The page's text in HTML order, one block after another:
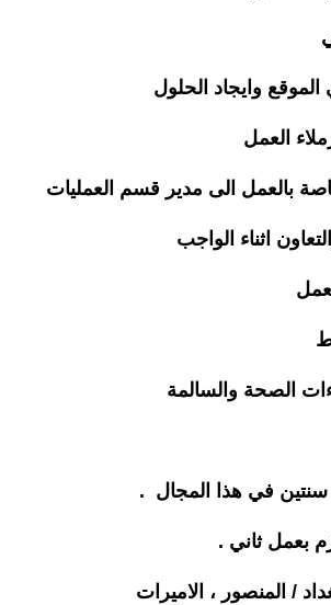
الموقع وايجاد الحلول
العمل
بالعمل الى مدير قسم العمليات
اثناء الواجب
الصحة والسالمة
في هذا المجال .
بعمل ثاني .
/ المنصور ، الاميرات